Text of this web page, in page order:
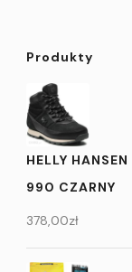
Produkty
HELLY
990 CZARNY
378,00zł